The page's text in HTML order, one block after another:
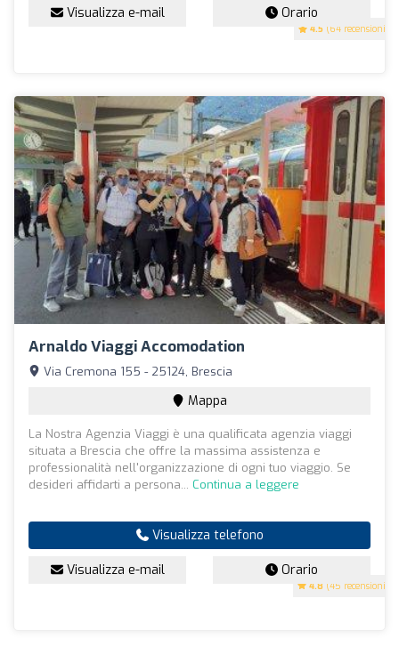
4.5 (64 recensioni)
Visualizza e-mail Orario
Arnaldo Viaggi Accomodation
4.8 (45 recensioni)
Via Cremona 155 - 25124, Brescia
Mappa
La Nostra Agenzia Viaggi è una qualificata agenzia viaggi
situata a Brescia che offre la massima assistenza e
professionalità nell'organizzazione di ogni tuo viaggio. Se
desideri affidarti a persona... Continua a leggere
Visualizza telefono
Visualizza e-mail Orario